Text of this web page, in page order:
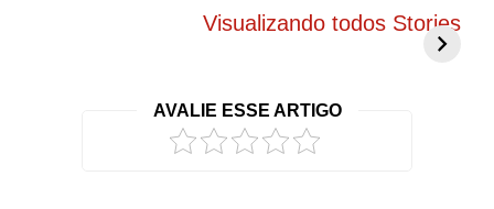
208 elétrico
Visualizando todos Stories
AVALIE ESSE ARTIGO